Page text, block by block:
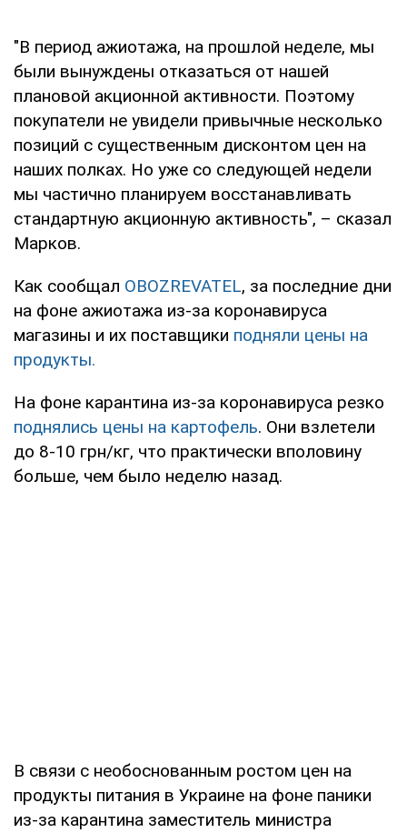
"В период ажиотажа, на прошлой неделе, мы
были вынуждены отказаться от нашей
плановой акционной активности. Поэтому
покупатели не увидели привычные несколько
позиций с существенным дисконтом цен на
наших полках. Но уже со следующей недели
мы частично планируем восстанавливать
стандартную акционную активность", – сказал
Марков.
Как сообщал OBOZREVATEL, за последние дни
на фоне ажиотажа из-за коронавируса
магазины и их поставщики подняли цены на
продукты.
На фоне карантина из-за коронавируса резко
поднялись цены на картофель. Они взлетели
до 8-10 грн/кг, что практически вполовину
больше, чем было неделю назад.
В связи с необоснованным ростом цен на
продукты питания в Украине на фоне паники
из-за карантина заместитель министра